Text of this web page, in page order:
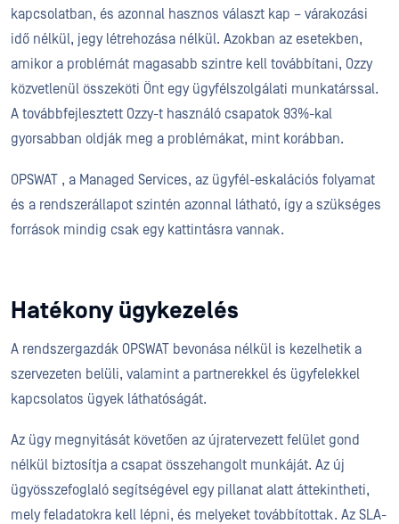
kapcsolatban, és azonnal hasznos választ kap – várakozási
idő nélkül, jegy létrehozása nélkül. Azokban az esetekben,
amikor a problémát magasabb szintre kell továbbítani, Ozzy
közvetlenül összeköti Önt egy ügyfélszolgálati munkatárssal.
A továbbfejlesztett Ozzy-t használó csapatok 93%-kal
gyorsabban oldják meg a problémákat, mint korábban.
OPSWAT , a Managed Services, az ügyfél-eskalációs folyamat
és a rendszerállapot szintén azonnal látható, így a szükséges
források mindig csak egy kattintásra vannak.
Hatékony ügykezelés
A rendszergazdák OPSWAT bevonása nélkül is kezelhetik a
szervezeten belüli, valamint a partnerekkel és ügyfelekkel
kapcsolatos ügyek láthatóságát.
Az ügy megnyitását követően az újratervezett felület gond
nélkül biztosítja a csapat összehangolt munkáját. Az új
ügyösszefoglaló segítségével egy pillanat alatt áttekintheti,
mely feladatokra kell lépni, és melyeket továbbítottak. Az SLA-